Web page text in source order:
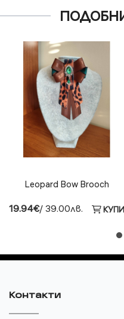
Leopard Bow Brooch
19.94€/ 39.00лв. КУПИ
Контакти